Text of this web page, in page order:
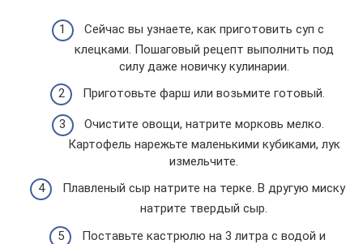
Сейчас вы узнаете, как приготовить суп с
клецками. Пошаговый рецепт выполнить под
силу даже новичку кулинарии.
Приготовьте фарш или возьмите готовый.
Очистите овощи, натрите морковь мелко.
Картофель нарежьте маленькими кубиками, лук
измельчите.
Плавленый сыр натрите на терке. В другую миску
натрите твердый сыр.
Поставьте кастрюлю на 3 литра с водой и